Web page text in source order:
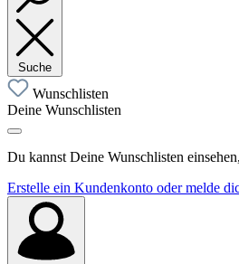
Suche
Wunschlisten
Deine Wunschlisten
Du kannst Deine Wunschlisten
Erstelle ein Kundenkonto oder melde